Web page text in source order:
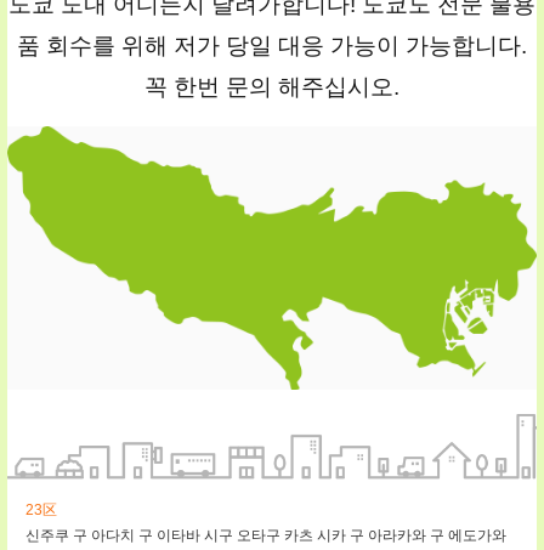
품 회수를 위해 저가 당일 대응 가능이 가능합니다.
꼭 한번 문의 해주십시오.
23区
신주쿠 구 아다치 구 이타바 시구 오타구 카츠 시카 구 아라카와 구 에도가와